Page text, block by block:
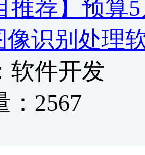
推荐】预
像识别处理
软件开发
：2567